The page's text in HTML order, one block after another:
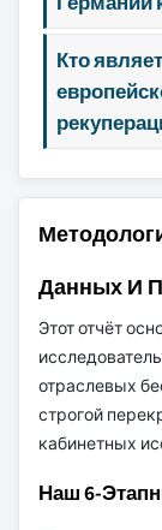
Кто
Данных И
Этот отчёт
отраслевых
строгой
кабинетных
Наш 6-